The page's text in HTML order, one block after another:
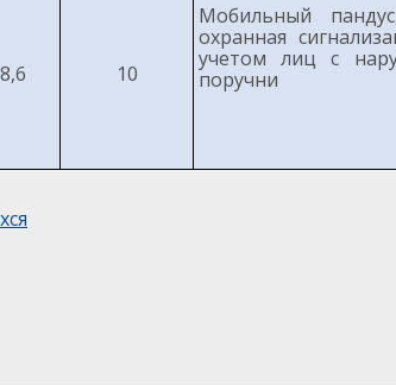
10
Мобильный
охранная
учетом лиц с
поручни